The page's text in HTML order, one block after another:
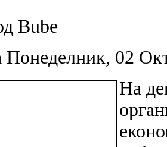
Bube
Понеделник, 02
На